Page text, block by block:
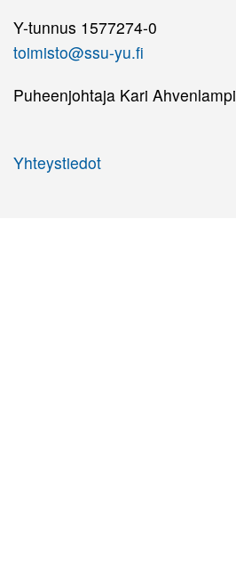
Y-tunnus 1577274-0
toimisto@ssu-yu.fi
Puheenjohtaja Kari Ahvenlampi
Yhteystiedot